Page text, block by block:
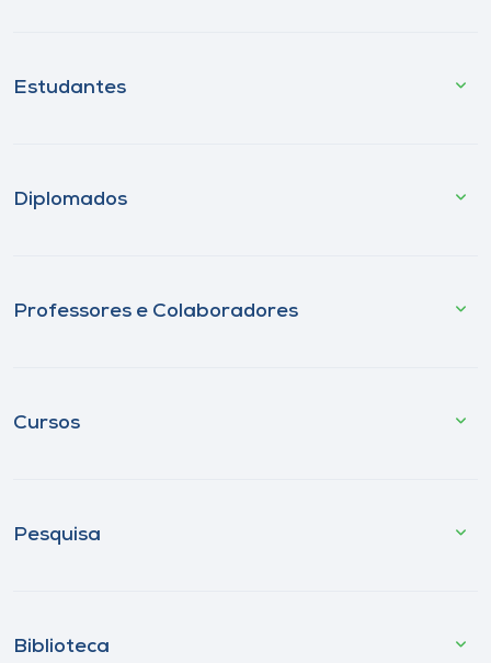
Estudantes
Diplomados
Professores e Colaboradores
Cursos
Pesquisa
Biblioteca